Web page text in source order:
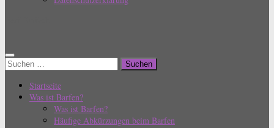
Suchen
Startseite
Was ist Barfen?
Was ist Barfen?
Häufige Abkürzungen beim Barfen